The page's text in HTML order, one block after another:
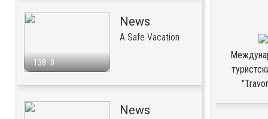
138 0
News
A Safe Vacation
News